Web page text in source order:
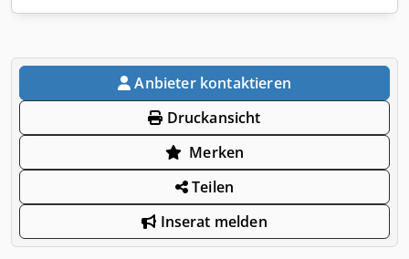
Anbieter kontaktieren
Druckansicht
Merken
Teilen
Inserat melden